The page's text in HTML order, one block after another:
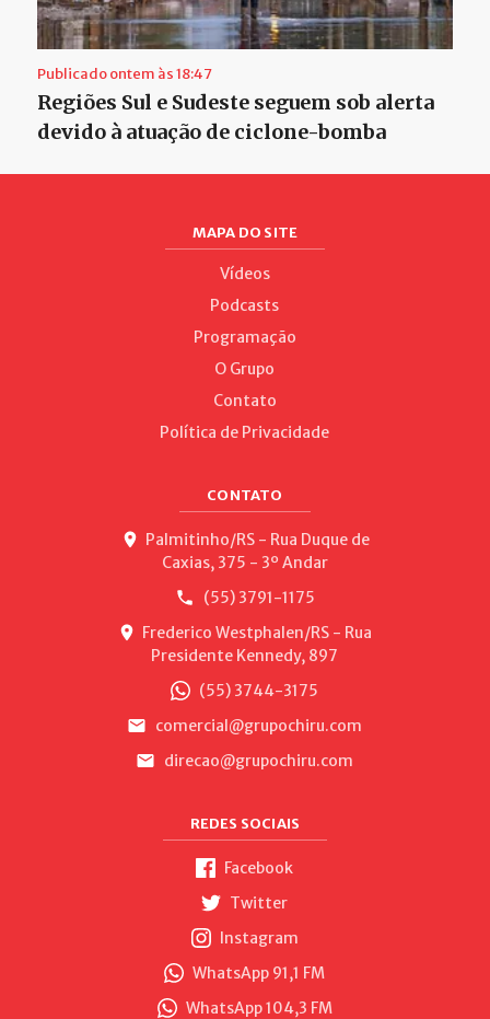
Publicado ontem às 18:47
Regiões Sul e Sudeste seguem sob alerta
devido à atuação de ciclone-bomba
MAPA DO SITE
Vídeos
Podcasts
Programação
O Grupo
Contato
Política de Privacidade
CONTATO
Palmitinho/RS - Rua Duque de
Caxias, 375 - 3º Andar
(55) 3791-1175
Frederico Westphalen/RS - Rua
Presidente Kennedy, 897
(55) 3744-3175
comercial@grupochiru.com
direcao@grupochiru.com
REDES SOCIAIS
Facebook
Twitter
Instagram
WhatsApp 91,1 FM
WhatsApp 104,3 FM